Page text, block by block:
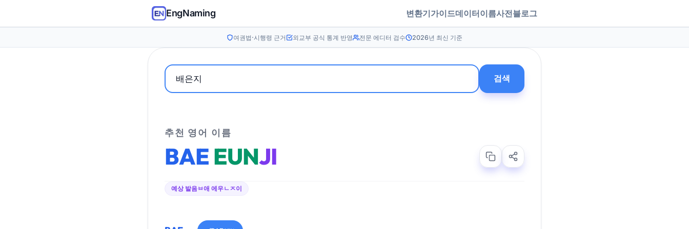
EngNaming 변환기가이드데이터이름사전블로그
여권법·시행령 근거 외교부 공식 통계 반영 전문 에디터 검수 2026년 최신 기준
검색
추천 영어 이름
BAE EUNJI
예상 발음ㅂ애 에우ㄴㅈ이